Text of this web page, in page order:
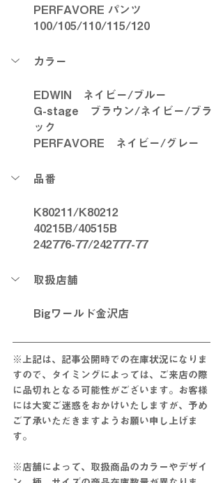
PERFAVORE パンツ
100/105/110/115/120
カラー
EDWIN　ネイビー/ブルー
G-stage　ブラウン/ネイビー/ブラ
ック
PERFAVORE　ネイビー/グレー
品番
K80211/K80212
40215B/40515B
242776-77/242777-77
取扱店舗
Bigワールド金沢店
※上記は、記事公開時での在庫状況になりま
すので、タイミングによっては、ご来店の際
に品切れとなる可能性がございます。お客様
には大変ご迷惑をおかけいたしますが、予め
ご了承いただきますようお願い申し上げま
す。
※店舗によって、取扱商品のカラーやデザイ